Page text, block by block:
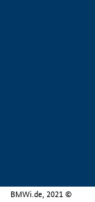
BMWi.de, 2021 ©